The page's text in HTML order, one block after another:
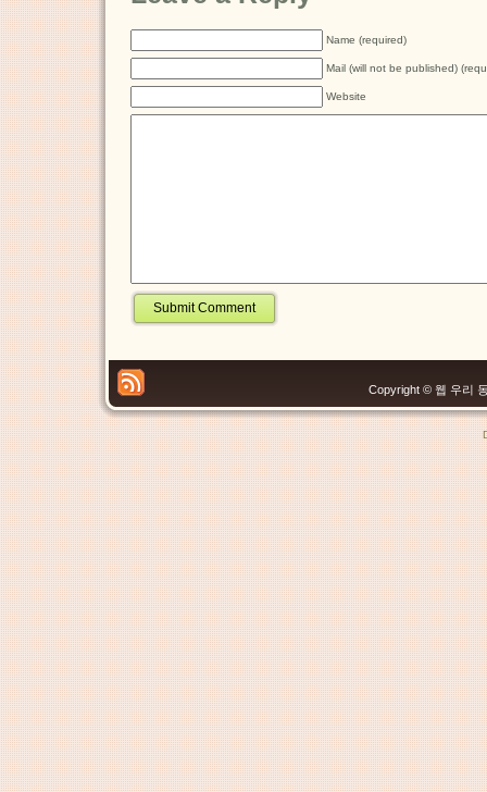
Name (required)
Mail (will not be published)
Website
Copyright © 웹 우리